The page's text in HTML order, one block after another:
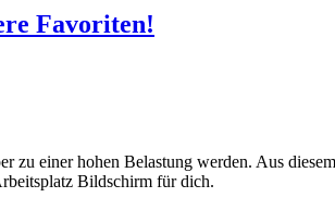
Favoriten!
einer hohen Belastung werden. Aus
Bildschirm für dich.